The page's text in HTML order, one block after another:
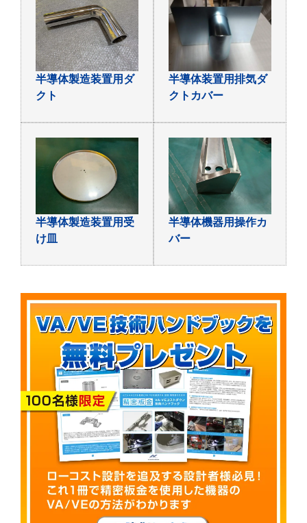
半導体製造装置用ダ
クト
半導体装置用排気ダ
クトカバー
半導体製造装置用受
け皿
半導体機器用操作カ
バー